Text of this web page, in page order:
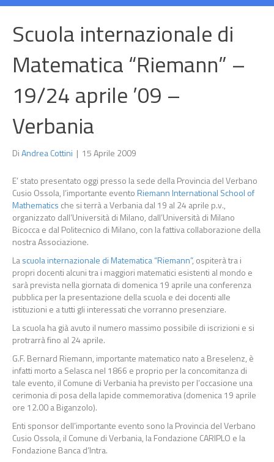
Scuola internazionale di
Matematica “Riemann” –
19/24 aprile ’09 –
Verbania
DiAndrea Cottini | 15 Aprile 2009
E’ stato presentato oggi presso la sede della Provincia del Verbano
Cusio Ossola, l’importante eventoRiemann International School of
Mathematics che si terrà a Verbania dal 19 al 24 aprile p.v.,
organizzato dall’Università di Milano, dall’Università di Milano
Bicocca e dal Politecnico di Milano, con la fattiva collaborazione della
nostra Associazione.
Lascuola internazionale di Matematica “Riemann”, ospiterà tra i
propri docenti alcuni tra i maggiori matematici esistenti al mondo e
sarà prevista nella giornata di domenica 19 aprile una conferenza
pubblica per la presentazione della scuola e dei docenti alle
istituzioni e a tutti gli interessati che vorranno presenziare.
La scuola ha già avuto il numero massimo possibile di iscrizioni e si
protrarrà fino al 24 aprile.
G.F. Bernard Riemann, importante matematico nato a Breselenz, è
infatti morto a Selasca nel 1866 e proprio per la concomitanza di
tale evento, il Comune di Verbania ha previsto per l’occasione una
cerimonia di posa della lapide commemorativa (domenica 19 aprile
ore 12.00 a Biganzolo).
Enti sponsor dell’importante evento sono la Provincia del Verbano
Cusio Ossola, il Comune di Verbania, la Fondazione CARIPLO e la
Fondazione Banca d’Intra.